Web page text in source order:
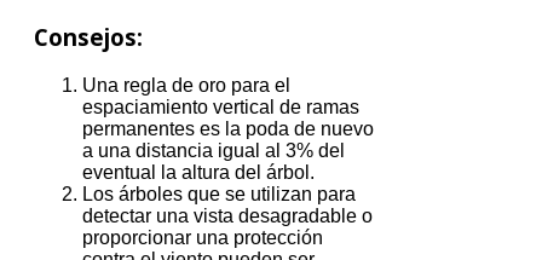
Consejos:
Una regla de oro para el
espaciamiento vertical de ramas
permanentes es la poda de nuevo
a una distancia igual al 3% del
eventual la altura del árbol.
Los árboles que se utilizan para
detectar una vista desagradable o
proporcionar una protección